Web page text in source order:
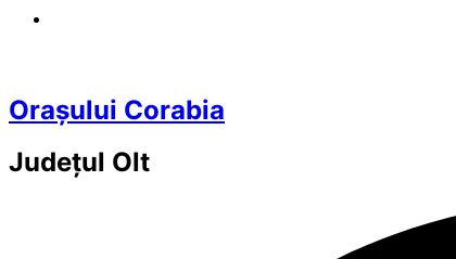
Orașului Corabia
Județul Olt